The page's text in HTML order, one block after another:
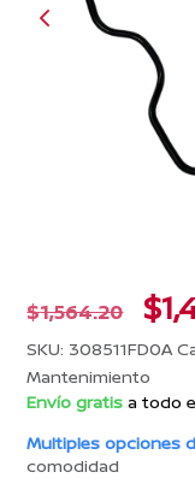
$1,564.20 El
$
SKU: 308511FD0A
Mantenimiento
Envío gratis a todo
Multiples opciones
comodidad